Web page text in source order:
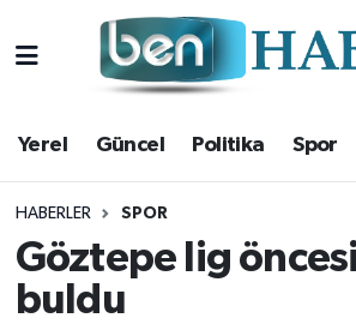
Yerel Güncel Politika Spor
HABERLER SPOR
Göztepe lig
buldu
Yerel
Güncel
Politika
Spor
Hava Durumu
Trafik Durumu
Süper Lig Puan Durumu ve
Tüm Manşetler